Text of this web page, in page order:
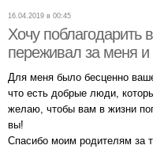
16.04.2019 в 00:45
Хочу поблагодарить
переживал за меня
Для меня было бесценно
что есть добрые люди,
желаю, чтобы вам в жизни
вы!
Спасибо моим родителям за